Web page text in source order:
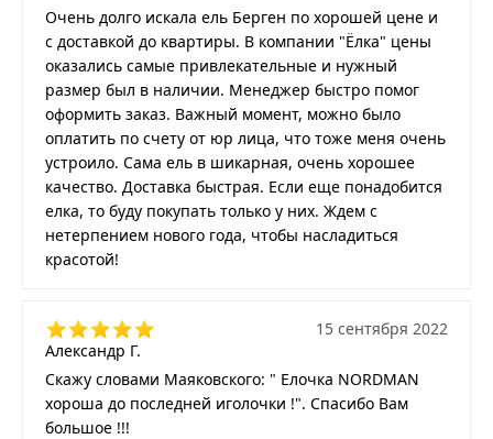
Очень долго искала ель Берген по хорошей цене и
с доставкой до квартиры. В компании "Ёлка" цены
оказались самые привлекательные и нужный
размер был в наличии. Менеджер быстро помог
оформить заказ. Важный момент, можно было
оплатить по счету от юр лица, что тоже меня очень
устроило. Сама ель в шикарная, очень хорошее
качество. Доставка быстрая. Если еще понадобится
елка, то буду покупать только у них. Ждем с
нетерпением нового года, чтобы насладиться
красотой!
Александр Г.
15 сентября 2022
Скажу словами Маяковского: " Елочка NORDMAN
хороша до последней иголочки !". Спасибо Вам
большое !!!